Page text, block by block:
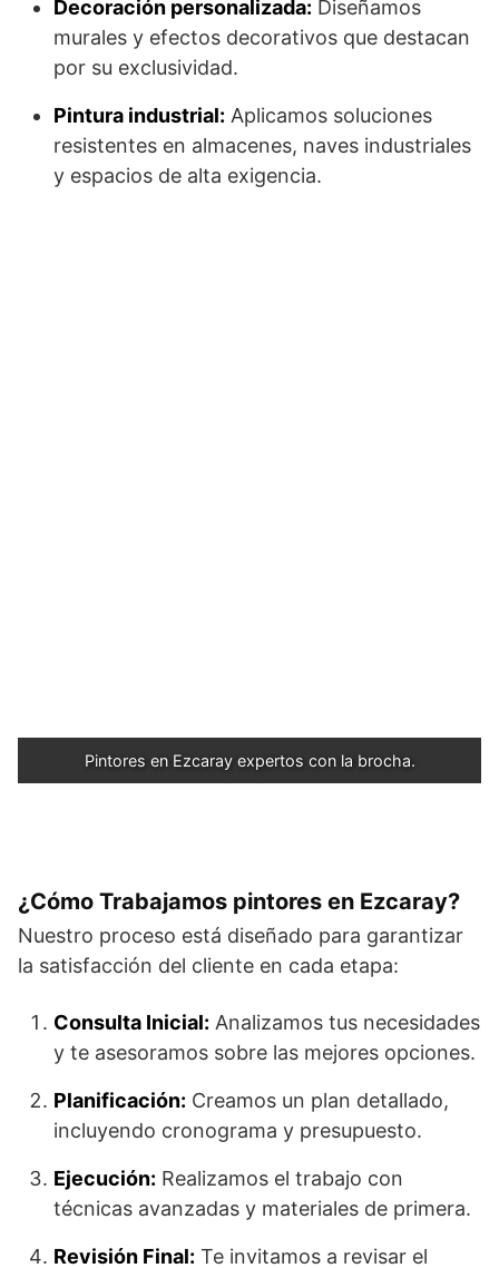
Decoración personalizada: Diseñamos
murales y efectos decorativos que destacan
por su exclusividad.
Pintura industrial: Aplicamos soluciones
resistentes en almacenes, naves industriales
y espacios de alta exigencia.
Pintores en Ezcaray expertos con la brocha.
¿Cómo Trabajamos pintores en Ezcaray?
Nuestro proceso está diseñado para garantizar
la satisfacción del cliente en cada etapa:
Consulta Inicial: Analizamos tus necesidades
y te asesoramos sobre las mejores opciones.
Planificación: Creamos un plan detallado,
incluyendo cronograma y presupuesto.
Ejecución: Realizamos el trabajo con
técnicas avanzadas y materiales de primera.
Revisión Final: Te invitamos a revisar el